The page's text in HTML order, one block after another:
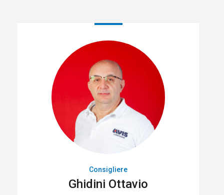
Consigliere
Ghidini Ottavio